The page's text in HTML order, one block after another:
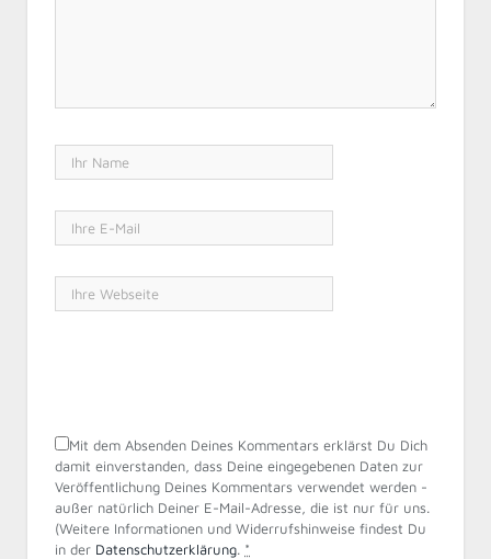
Mit dem Absenden Deines Kommentars erklärst Du Dich
damit einverstanden, dass Deine eingegebenen Daten zur
Veröffentlichung Deines Kommentars verwendet werden -
außer natürlich Deiner E-Mail-Adresse, die ist nur für uns.
(Weitere Informationen und Widerrufshinweise findest Du
in der Datenschutzerklärung. *